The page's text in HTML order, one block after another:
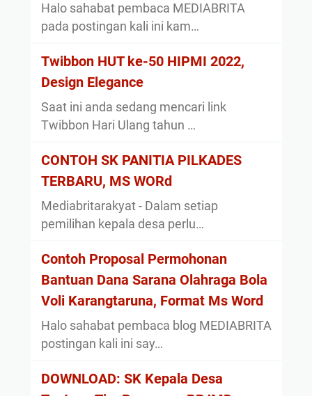
Halo sahabat pembaca MEDIABRITA
pada postingan kali ini kam…
Twibbon HUT ke-50 HIPMI 2022,
Design Elegance
Saat ini anda sedang mencari link
Twibbon Hari Ulang tahun …
CONTOH SK PANITIA PILKADES
TERBARU, MS WORd
Mediabritarakyat - Dalam setiap
pemilihan kepala desa perlu…
Contoh Proposal Permohonan
Bantuan Dana Sarana Olahraga Bola
Voli Karangtaruna, Format Ms Word
Halo sahabat pembaca blog MEDIABRITA
postingan kali ini say…
DOWNLOAD: SK Kepala Desa